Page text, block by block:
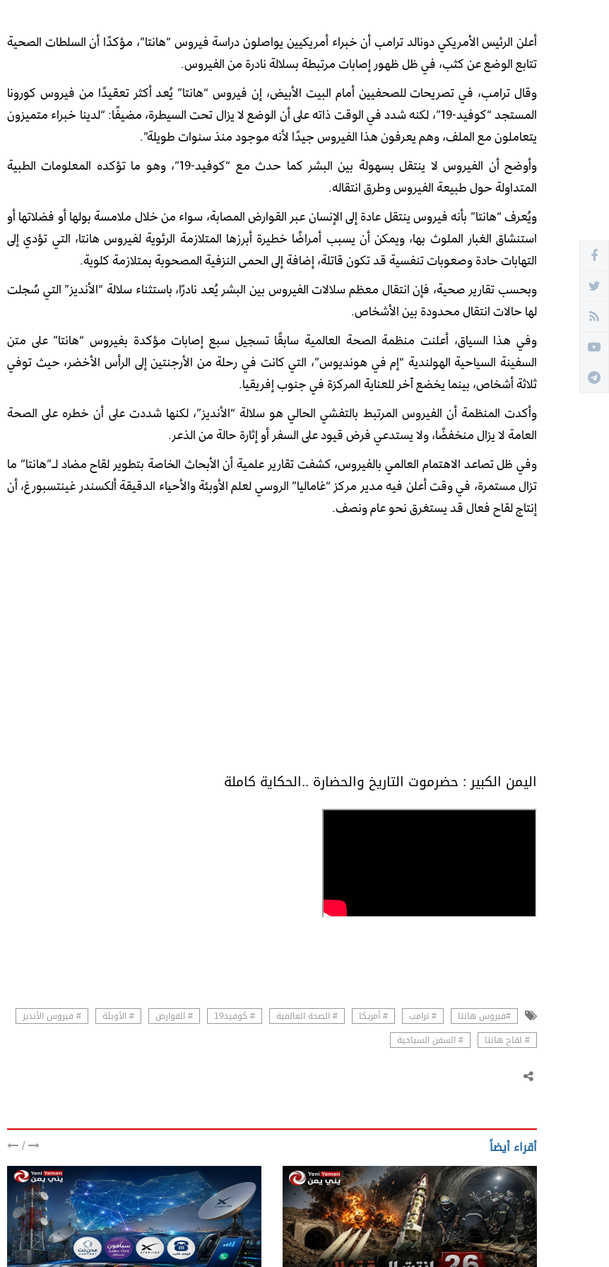
أعلن الرئيس الأمريكي دونالد ترامب أن خبراء أمريكيين يواصلون دراسة فيروس “هانتا”، مؤكدًا أن السلطات الصحية
تتابع الوضع عن كثب، في ظل ظهور إصابات مرتبطة بسلالة نادرة من الفيروس.
وقال ترامب، في تصريحات للصحفيين أمام البيت الأبيض، إن فيروس “هانتا” يُعد أكثر تعقيدًا من فيروس كورونا
المستجد “كوفيد-19”، لكنه شدد في الوقت ذاته على أن الوضع لا يزال تحت السيطرة، مضيفًا: “لدينا خبراء متميزون
يتعاملون مع الملف، وهم يعرفون هذا الفيروس جيدًا لأنه موجود منذ سنوات طويلة”.
وأوضح أن الفيروس لا ينتقل بسهولة بين البشر كما حدث مع “كوفيد-19”، وهو ما تؤكده المعلومات الطبية
المتداولة حول طبيعة الفيروس وطرق انتقاله.
ويُعرف “هانتا” بأنه فيروس ينتقل عادة إلى الإنسان عبر القوارض المصابة، سواء من خلال ملامسة بولها أو فضلاتها أو
استنشاق الغبار الملوث بها، ويمكن أن يسبب أمراضًا خطيرة أبرزها المتلازمة الرئوية لفيروس هانتا، التي تؤدي إلى
التهابات حادة وصعوبات تنفسية قد تكون قاتلة، إضافة إلى الحمى النزفية المصحوبة بمتلازمة كلوية.
وبحسب تقارير صحية، فإن انتقال معظم سلالات الفيروس بين البشر يُعد نادرًا، باستثناء سلالة “الأنديز” التي سُجلت
لها حالات انتقال محدودة بين الأشخاص.
وفي هذا السياق، أعلنت منظمة الصحة العالمية سابقًا تسجيل سبع إصابات مؤكدة بفيروس “هانتا” على متن
السفينة السياحية الهولندية “إم في هونديوس”، التي كانت في رحلة من الأرجنتين إلى الرأس الأخضر، حيث توفي
ثلاثة أشخاص، بينما يخضع آخر للعناية المركزة في جنوب إفريقيا.
وأكدت المنظمة أن الفيروس المرتبط بالتفشي الحالي هو سلالة “الأنديز”، لكنها شددت على أن خطره على الصحة
العامة لا يزال منخفضًا، ولا يستدعي فرض قيود على السفر أو إثارة حالة من الذعر.
وفي ظل تصاعد الاهتمام العالمي بالفيروس، كشفت تقارير علمية أن الأبحاث الخاصة بتطوير لقاح مضاد لـ”هانتا” ما
تزال مستمرة، في وقت أعلن فيه مدير مركز “غاماليا” الروسي لعلم الأوبئة والأحياء الدقيقة ألكسندر غينتسبورغ، أن
إنتاج لقاح فعال قد يستغرق نحو عام ونصف.
اليمن الكبير : حضرموت التاريخ والحضارة ..الحكاية كاملة
#فيروس هانتا # ترامب # أمريكا # الصحة العالمية # كوفيد19 # القوارض # الأوبئة
# فيروس الأنديز
# لقاح هانتا
# السفن السياحية
أقراء أيضاً /